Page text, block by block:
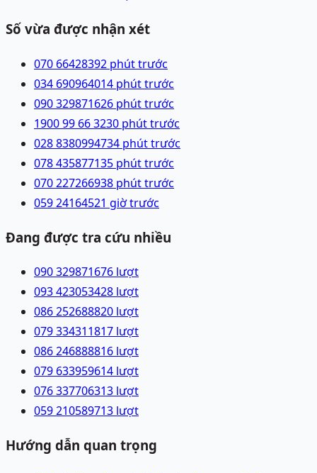
Số vừa được nhận xét
070 66428392 phút trước
034 690964014 phút trước
090 329871626 phút trước
1900 99 66 3230 phút trước
028 8380994734 phút trước
078 435877135 phút trước
070 227266938 phút trước
059 24164521 giờ trước
Đang được tra cứu nhiều
090 329871676 lượt
093 423053428 lượt
086 252688820 lượt
079 334311817 lượt
086 246888816 lượt
079 633959614 lượt
076 337706313 lượt
059 210589713 lượt
Hướng dẫn quan trọng